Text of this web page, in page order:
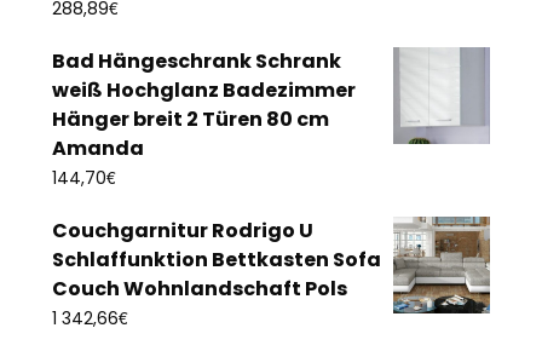
288,89€
Bad Hängeschrank Schrank
weiß Hochglanz Badezimmer
Hänger breit 2 Türen 80 cm
Amanda
144,70€
Couchgarnitur Rodrigo U
Schlaffunktion Bettkasten Sofa
Couch Wohnlandschaft Pols
1 342,66€